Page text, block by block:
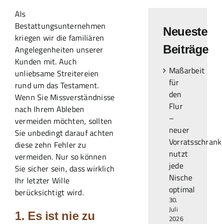
Als
Bestattungsunternehmen
kriegen wir die familiären
Angelegenheiten unserer
Kunden mit. Auch
unliebsame Streitereien
rund um das Testament.
Wenn Sie Missverständnisse
nach Ihrem Ableben
vermeiden möchten, sollten
Sie unbedingt darauf achten
diese zehn Fehler zu
vermeiden. Nur so können
Sie sicher sein, dass wirklich
Ihr letzter Wille
berücksichtigt wird.
1. Es ist nie zu
Neueste
Beiträge
Maßarbeit
für
den
Flur
–
neuer
Vorratsschrank
nutzt
jede
Nische
optimal
30.
Juli
2026